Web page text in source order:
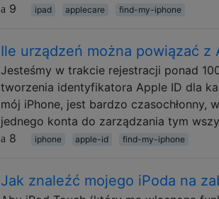
9
ipad applecare find-my-iphone
Ile urządzeń można powiązać z
Jesteśmy w trakcie rejestracji ponad
tworzenia identyfikatora Apple ID dla
mój iPhone, jest bardzo czasochłonny,
jednego konta do zarządzania tym
8
iphone apple-id find-my-iphone
Jak znaleźć mojego iPoda na